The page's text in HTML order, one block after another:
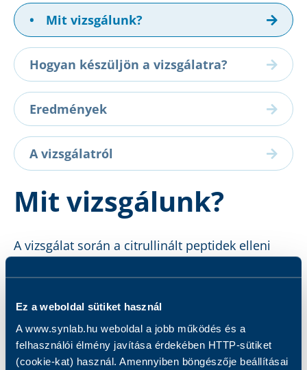
Ez a weboldal sütiket használ
A www.synlab.hu weboldal a jobb működés és a
felhasználói élmény javítása érdekében HTTP-sütiket
(cookie-kat) használ. Amennyiben böngészője beállításai
• Mit vizsgálunk?
Hogyan készüljön a vizsgálatra?
Eredmények
A vizsgálatról
Mit vizsgálunk?
A vizsgálat során a citrullinált peptidek elleni
határozzuk meg.